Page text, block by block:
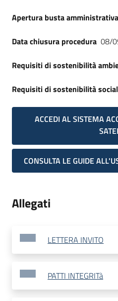
Apertura busta amministrativa
Data chiusura procedura 08/
Requisiti di sostenibilità
Requisiti di sostenibilità
ACCEDI AL SISTEMA
CONSULTA LE GUIDE
Allegati
LETTERA INVITO
PATTI INTEGRITà